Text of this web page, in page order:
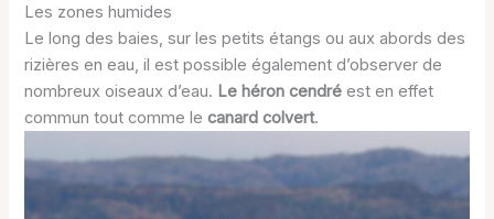
Les zones humides
Le long des baies, sur les petits étangs ou aux abords des
rizières en eau, il est possible également d’observer de
nombreux oiseaux d’eau. Le héron cendré est en effet
commun tout comme lecanard colvert.